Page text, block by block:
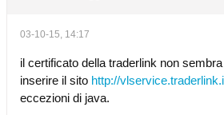
03-10-15, 14:17
il certificato della traderlink non
inserire il sito http://
eccezioni di java.